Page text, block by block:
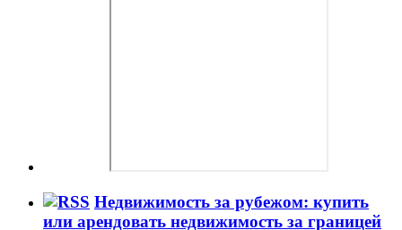
Недвижимость за рубежом: купить
или арендовать недвижимость за границей